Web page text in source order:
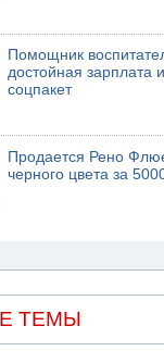
Помощник
достойная зарплата
соцпакет
Продается Рено
черного цвета за
ТЕМЫ